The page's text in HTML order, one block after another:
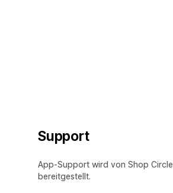
Support
App-Support wird von Shop Circle
bereitgestellt.